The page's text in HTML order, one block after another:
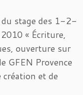
stage des 1-2-
« Écriture,
ouverture sur
GFEN Provence
et de